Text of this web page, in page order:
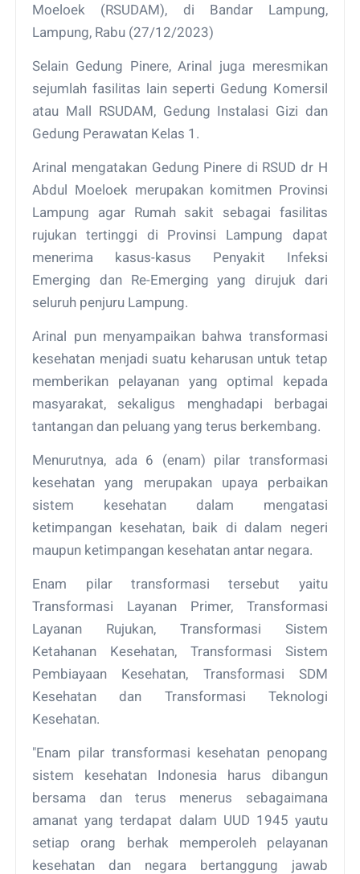
Moeloek (RSUDAM), di Bandar Lampung,
Lampung, Rabu (27/12/2023)
Selain Gedung Pinere, Arinal juga meresmikan
sejumlah fasilitas lain seperti Gedung Komersil
atau Mall RSUDAM, Gedung Instalasi Gizi dan
Gedung Perawatan Kelas 1.
Arinal mengatakan Gedung Pinere di RSUD dr H
Abdul Moeloek merupakan komitmen Provinsi
Lampung agar Rumah sakit sebagai fasilitas
rujukan tertinggi di Provinsi Lampung dapat
menerima kasus-kasus Penyakit Infeksi
Emerging dan Re-Emerging yang dirujuk dari
seluruh penjuru Lampung.
Arinal pun menyampaikan bahwa transformasi
kesehatan menjadi suatu keharusan untuk tetap
memberikan pelayanan yang optimal kepada
masyarakat, sekaligus menghadapi berbagai
tantangan dan peluang yang terus berkembang.
Menurutnya, ada 6 (enam) pilar transformasi
kesehatan yang merupakan upaya perbaikan
sistem kesehatan dalam mengatasi
ketimpangan kesehatan, baik di dalam negeri
maupun ketimpangan kesehatan antar negara.
Enam pilar transformasi tersebut yaitu
Transformasi Layanan Primer, Transformasi
Layanan Rujukan, Transformasi Sistem
Ketahanan Kesehatan, Transformasi Sistem
Pembiayaan Kesehatan, Transformasi SDM
Kesehatan dan Transformasi Teknologi
Kesehatan.
"Enam pilar transformasi kesehatan penopang
sistem kesehatan Indonesia harus dibangun
bersama dan terus menerus sebagaimana
amanat yang terdapat dalam UUD 1945 yautu
setiap orang berhak memperoleh pelayanan
kesehatan dan negara bertanggung jawab